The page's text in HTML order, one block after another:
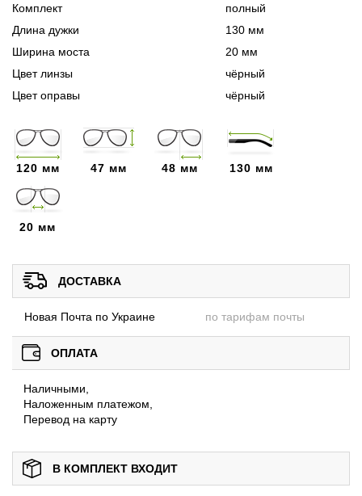
Комплект
полный
Длина дужки
130 мм
Ширина моста
20 мм
Цвет линзы
чёрный
Цвет оправы
чёрный
120 мм 47 мм 48 мм 130 мм
20 мм
ДОСТАВКА
Новая Почта по Украине по тарифам почты
ОПЛАТА
Наличными,
Наложенным платежом,
Перевод на карту
В КОМПЛЕКТ ВХОДИТ